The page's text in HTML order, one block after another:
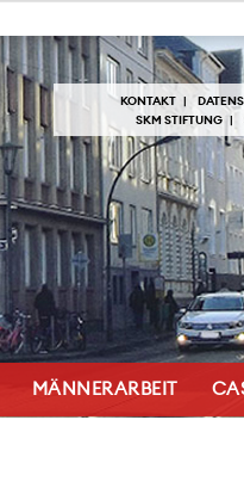
KONTAKT
SKM STIFTUNG
MÄNNERARBEIT